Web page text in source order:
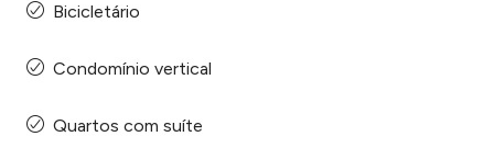
Bicicletário
Condomínio vertical
Quartos com suíte